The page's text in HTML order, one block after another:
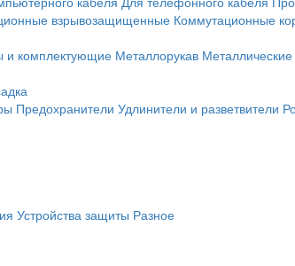
взрывозащищенные Коммутационные
и комплектующие Металлорукав
Предохранители Удлинители и разветвители
Устройства защиты Разное